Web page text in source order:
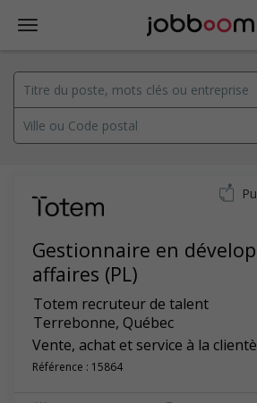
Gestionnaire en
affaires (PL)
Totem recruteur de talent
Terrebonne, Québec
Vente, achat et service à la
Référence : 15864